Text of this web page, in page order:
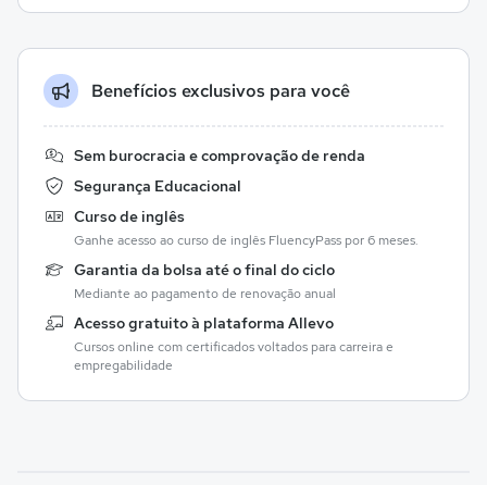
Benefícios exclusivos para você
Sem burocracia e comprovação de renda
Segurança Educacional
Curso de inglês
Ganhe acesso ao curso de inglês FluencyPass por 6 meses.
Garantia da bolsa até o final do ciclo
Mediante ao pagamento de renovação anual
Acesso gratuito à plataforma Allevo
Cursos online com certificados voltados para carreira e
empregabilidade